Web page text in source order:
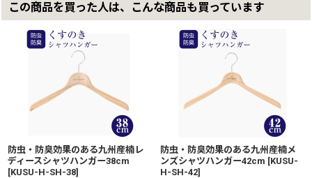
この商品を買った人は、こんな商品も買っています
防虫・防臭効果のある九州産楠レ
ディースシャツハンガー38cm
[KUSU-H-SH-38]
防虫・防臭効果のある九州産楠メ
ンズシャツハンガー42cm [KUSU-
H-SH-42]